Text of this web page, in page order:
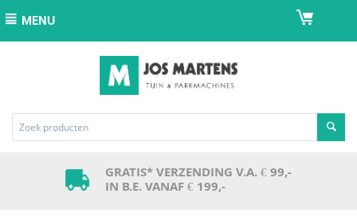
MENU
GRATIS* VERZENDING V.A. € 99,-
IN B.E. VANAF € 199,-